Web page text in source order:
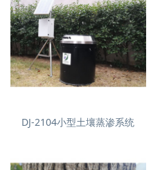
DJ-2104小型土壤蒸渗系统